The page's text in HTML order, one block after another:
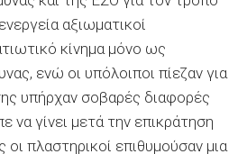
αξιωματικοί
κίνημα μόνο ως
ενώ οι υπόλοιποι πίεζαν για
υπήρχαν σοβαρές διαφορές
να γίνει μετά την επικράτηση
πλαστηρικοί επιθυμούσαν μια